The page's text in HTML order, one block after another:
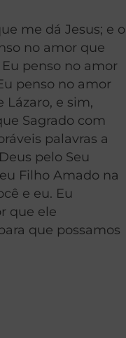
me dá Jesus; e o
no amor que
penso no amor
penso no amor
Lázaro, e sim,
Sagrado com
palavras a
pelo Seu
Filho Amado na
e eu. Eu
que ele
que possamos